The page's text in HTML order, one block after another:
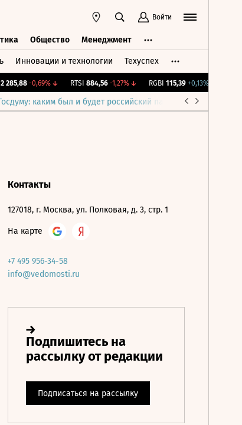
Войти
Общество Менеджмент
Инновации и технологии Техуспех
-0,69%↓ RTSI 884,56 -1,27%↓ RGBI 115,39 +0,13%↑
каким был и будет российский парламент
Контакты
127018, г. Москва, ул. Полковая, д. 3, стр. 1
На карте
+7 495 956-34-58
info@vedomosti.ru